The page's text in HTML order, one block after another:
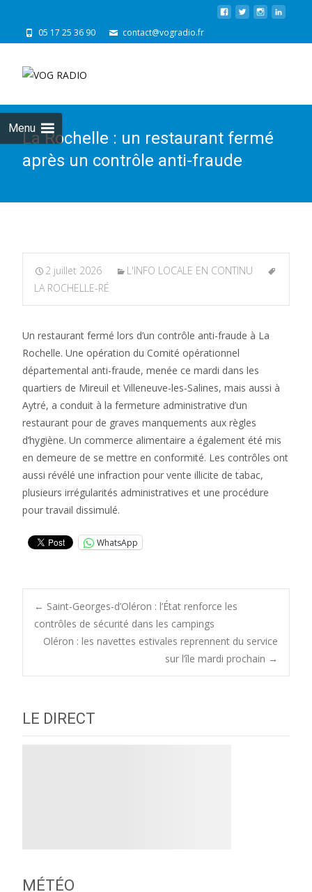
05 17 25 36 90 contact@vogradio.fr
Menu
La Rochelle : un restaurant fermé
après un contrôle anti-fraude
2 juillet 2026
L'INFO LOCALE EN CONTINU
LA ROCHELLE-RÉ
Un restaurant fermé lors d’un contrôle anti-fraude à La
Rochelle. Une opération du Comité opérationnel
départemental anti-fraude, menée ce mardi dans les
quartiers de Mireuil et Villeneuve-les-Salines, mais aussi à
Aytré, a conduit à la fermeture administrative d’un
restaurant pour de graves manquements aux règles
d’hygiène. Un commerce alimentaire a également été mis
en demeure de se mettre en conformité. Les contrôles ont
aussi révélé une infraction pour vente illicite de tabac,
plusieurs irrégularités administratives et une procédure
pour travail dissimulé.
WhatsApp
Post
navigation
← Saint-Georges-d’Oléron : l’État renforce les
contrôles de sécurité dans les campings
Oléron : les navettes estivales reprennent du service
sur l’île mardi prochain →
LE DIRECT
MÉTÉO